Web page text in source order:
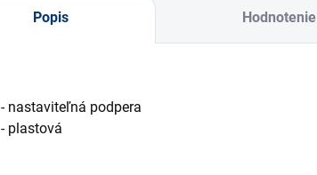
Popis Hodnotenie
- nastaviteľná podpera
- plastová